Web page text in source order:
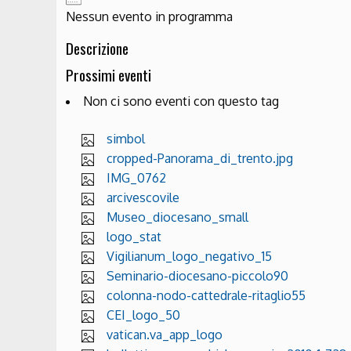
Nessun evento in programma
Descrizione
Prossimi eventi
Non ci sono eventi con questo tag
simbol
cropped-Panorama_di_trento.jpg
IMG_0762
arcivescovile
Museo_diocesano_small
logo_stat
Vigilianum_logo_negativo_15
Seminario-diocesano-piccolo90
colonna-nodo-cattedrale-ritaglio55
CEI_logo_50
vatican.va_app_logo